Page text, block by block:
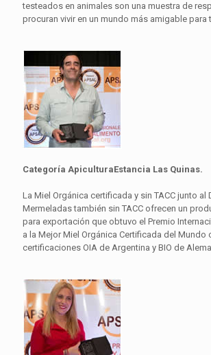
testeados en animales son una muestra de
procuran vivir en un mundo más amigable para
Categoría ApiculturaEstancia Las Quinas.
La Miel Orgánica certificada y sin TACC junto al
Mermeladas también sin TACC ofrecen un
para exportación que obtuvo el Premio
a la Mejor Miel Orgánica Certificada del Mundo
certificaciones OIA de Argentina y BIO de